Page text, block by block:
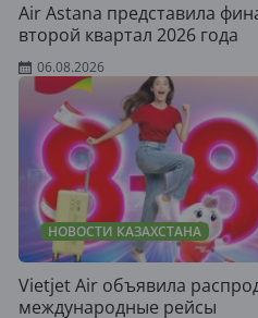
Air Astana представила
второй квартал 2026 года
06.08.2026
НОВОСТИ КАЗАХСТАНА
Vietjet Air объявила
международные рейсы